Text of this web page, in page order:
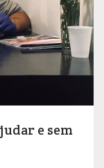
e sem